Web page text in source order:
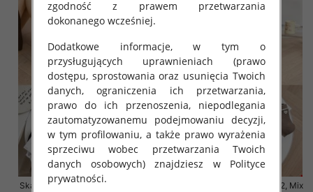
Skarpety damskie Roz 35-42, Mix
Skarpety damskie Roz 35-42, Mix
zgodność z prawem przetwarzania
dokonanego wcześniej.
Dodatkowe informacje, w tym o
przysługujących uprawnieniach (prawo
dostępu, sprostowania oraz usunięcia Twoich
danych, ograniczenia ich przetwarzania,
prawo do ich przenoszenia, niepodlegania
zautomatyzowanemu podejmowaniu decyzji,
w tym profilowaniu, a także prawo wyrażenia
sprzeciwu wobec przetwarzania Twoich
danych osobowych) znajdziesz w Polityce
prywatności.